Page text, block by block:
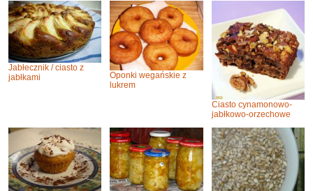
Jabłecznik / ciasto z
jabłkami
Oponki wegańskie z
lukrem
Ciasto cynamonowo-
jabłkowo-orzechowe